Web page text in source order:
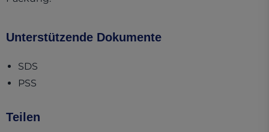
Unterstützende Dokumente
SDS
PSS
Teilen